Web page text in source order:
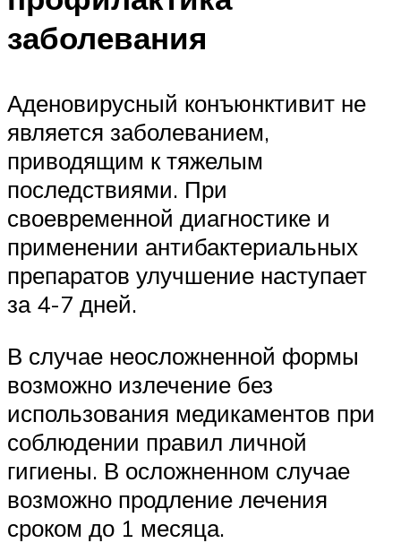
заболевания
Аденовирусный конъюнктивит не
является заболеванием,
приводящим к тяжелым
последствиями. При
своевременной диагностике и
применении антибактериальных
препаратов улучшение наступает
за 4-7 дней.
В случае неосложненной формы
возможно излечение без
использования медикаментов при
соблюдении правил личной
гигиены. В осложненном случае
возможно продление лечения
сроком до 1 месяца.